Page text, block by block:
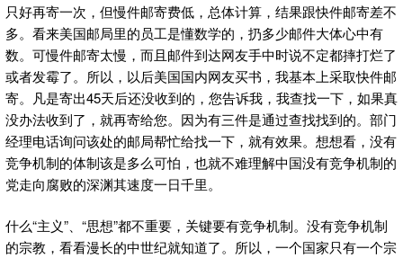
只好再寄一次，但慢件邮寄费低，总体计算，结果跟快件邮寄差不
多。看来美国邮局里的员工是懂数学的，扔多少邮件大体心中有
数。可慢件邮寄太慢，而且邮件到达网友手中时说不定都摔打烂了
或者发霉了。所以，以后美国国内网友买书，我基本上采取快件邮
寄。凡是寄出45天后还没收到的，您告诉我，我查找一下，如果真
没办法收到了，就再寄给您。因为有三件是通过查找找到的。部门
经理电话询问该处的邮局帮忙给找一下，就有效果。想想看，没有
竞争机制的体制该是多么可怕，也就不难理解中国没有竞争机制的
党走向腐败的深渊其速度一日千里。
什么“主义”、“思想”都不重要，关键要有竞争机制。没有竞争机制
的宗教，看看漫长的中世纪就知道了。所以，一个国家只有一个宗